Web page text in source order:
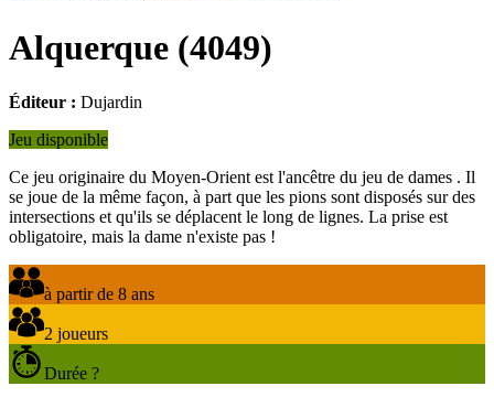
Alquerque (4049)
Éditeur : Dujardin
Jeu disponible
Ce jeu originaire du Moyen-Orient est l'ancêtre du jeu de dames . Il
se joue de la même façon, à part que les pions sont disposés sur des
intersections et qu'ils se déplacent le long de lignes. La prise est
obligatoire, mais la dame n'existe pas !
à partir de 8 ans
2 joueurs
Durée ?